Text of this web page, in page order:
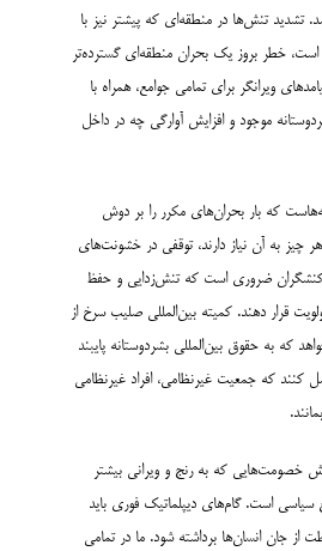
تشدید تنش‌ها در منطقه‌ای که پیشتر نیز با
خطر بروز یک بحران منطقه‌ای گسترده‌تر
ویرانگر برای تمامی جوامع، همراه با
موجود و افزایش آوارگی چه در داخل
که بار بحران‌های مکرر را بر دوش
چیز به آن نیاز دارند، توقفی در خشونت‌های
ضروری است که تنش‌زدایی و حفظ
قرار دهند. کمیته بین‌المللی صلیب سرخ از
که به حقوق بین‌المللی بشردوستانه پایبند
کنند که جمعیت غیرنظامی، افراد غیرنظامی
خصومت‌هایی که به رنج و ویرانی بیشتر
سیاسی است. گام‌های دیپلماتیک فوری باید
از جان انسان‌ها برداشته شود. ما در تمامی